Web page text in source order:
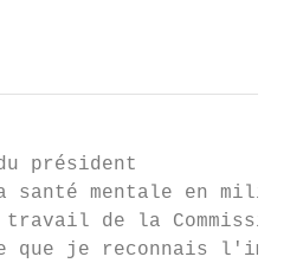
président
santé mentale en
travail de la
je reconnais